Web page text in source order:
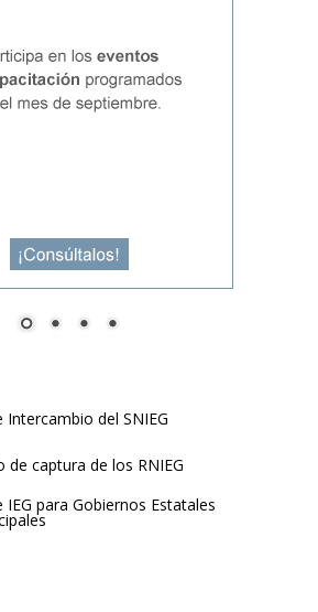
Intercambio del SNIEG
de captura de los RNIEG
IEG para Gobiernos Estatales